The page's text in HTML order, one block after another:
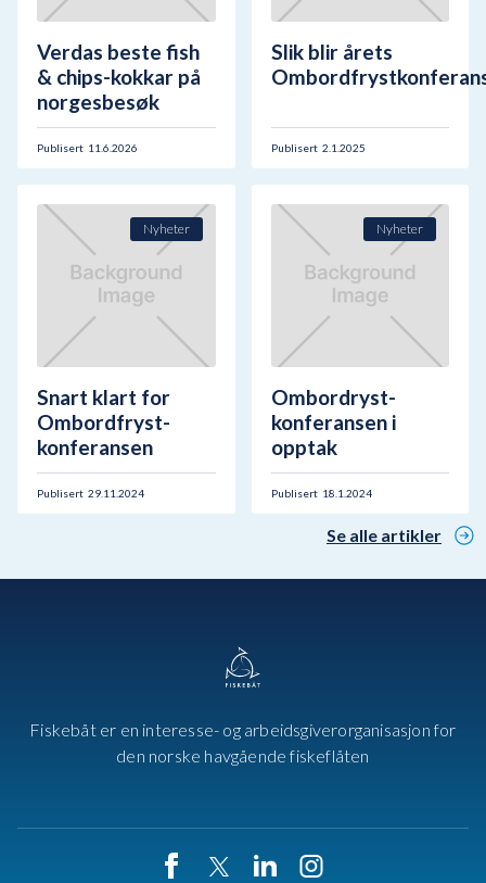
Verdas beste fish
& chips-kokkar på
norgesbesøk
Publisert 11.6.2026
Slik blir årets
Publisert 2.1.2025
Nyheter
Snart klart for
Ombordfryst-
konferansen
Publisert 29.11.2024
Nyheter
Ombordryst-
konferansen i
opptak
Publisert 18.1.2024
Se alle artikler
Fiskebåt er en interesse- og arbeidsgiverorganisasjon for
den norske havgående fiskeflåten